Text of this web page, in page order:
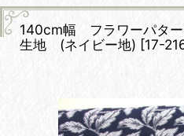
140cm幅 フラワーパタ
生地 (ネイビー地) [17-